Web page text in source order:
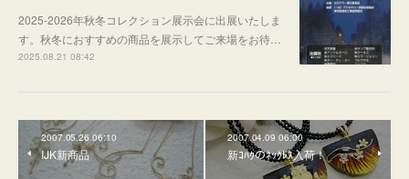
2025-2026年秋冬コレクション展示会に出展いたしま
す。秋冬におすすめの商品を展示してご来場をお待…
2025.08.21 08:42
2007.05.26 06:10
IJK新商品
2007.04.09 06:00
新ｺﾊｸのﾈｯｸﾚｽ入荷！